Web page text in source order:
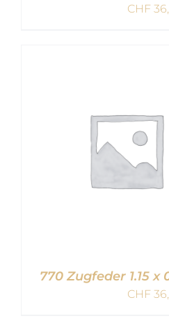
CHF
770 Zugfeder 1.15 x
CHF